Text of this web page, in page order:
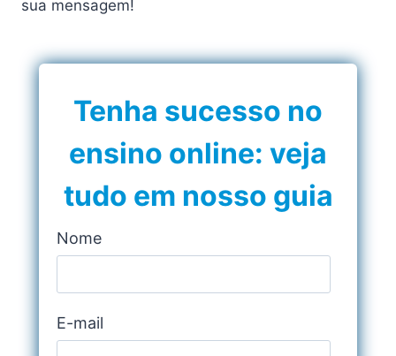
sua mensagem!
Tenha sucesso no
ensino online: veja
tudo em nosso guia
Nome
E-mail